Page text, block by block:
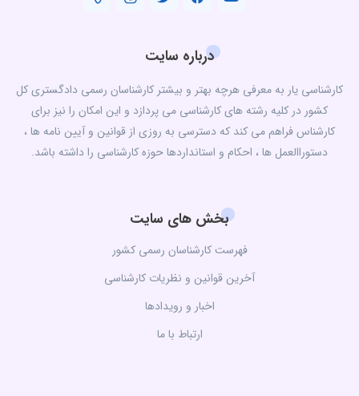
درباره سایت
کارشناسی یار به معرفی هرچه بهتر و بیشتر کارشناسان رسمی دادگستری کل
کشور در کلیه رشته های کارشناسی می پردازد و این امکان را نیز برای
کارشناس فراهم می کند که دسترسی به روزی از قوانین و آیین نامه ها ،
دستوراالعمل ها ، احکام و استانداردها حوزه کارشناسی را داشته باشد.
بخش های سایت
فهرست کارشناسان رسمی کشور
آخرین قوانین و نظریات کارشناسی
اخبار و رویدادها
ارتباط با ما